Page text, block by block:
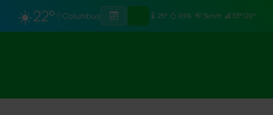
☀️22° Columbus 25° 93% 3km/h 33°/20°